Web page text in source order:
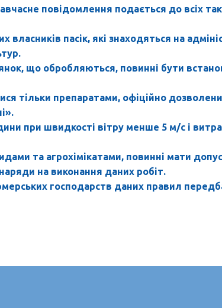
повідомлення подається до всіх
пасік, які знаходяться на
що обробляються, повинні бути
тільки препаратами, офіційно
при швидкості вітру менше 5 м/с і
та агрохімікатами, повинні мати
на виконання даних робіт.
господарств даних правил